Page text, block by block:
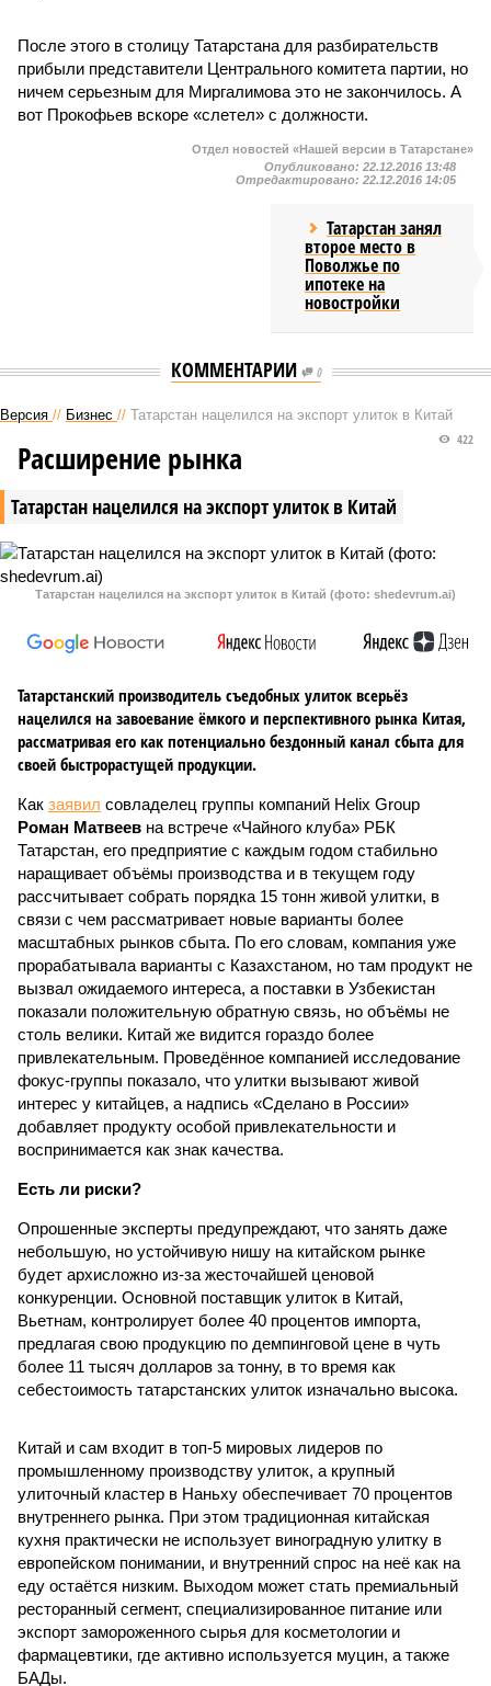
После этого в столицу Татарстана для разбирательств
прибыли представители Центрального комитета партии, но
ничем серьезным для Миргалимова это не закончилось. А
вот Прокофьев вскоре «слетел» с должности.
Отдел новостей «Нашей версии в Татарстане»
Опубликовано: 22.12.2016 13:48
Отредактировано: 22.12.2016 14:05
Татарстан занял
второе место в
Поволжье по
ипотеке на
новостройки
КОММЕНТАРИИ 0
Версия // Бизнес // Татарстан нацелился на экспорт улиток в Китай
Татарстан нацелился на экспорт улиток в Китай
422
Расширение рынка
Татарстан нацелился на экспорт улиток в Китай (фото: shedevrum.ai)
Татарстанский производитель съедобных улиток всерьёз
нацелился на завоевание ёмкого и перспективного рынка Китая,
рассматривая его как потенциально бездонный канал сбыта для
своей быстрорастущей продукции.
Как заявил совладелец группы компаний Helix Group
Роман Матвеев на встрече «Чайного клуба» РБК
Татарстан, его предприятие с каждым годом стабильно
наращивает объёмы производства и в текущем году
рассчитывает собрать порядка 15 тонн живой улитки, в
связи с чем рассматривает новые варианты более
масштабных рынков сбыта. По его словам, компания уже
прорабатывала варианты с Казахстаном, но там продукт не
вызвал ожидаемого интереса, а поставки в Узбекистан
показали положительную обратную связь, но объёмы не
столь велики. Китай же видится гораздо более
привлекательным. Проведённое компанией исследование
фокус-группы показало, что улитки вызывают живой
интерес у китайцев, а надпись «Сделано в России»
добавляет продукту особой привлекательности и
воспринимается как знак качества.
Есть ли риски?
Опрошенные эксперты предупреждают, что занять даже
небольшую, но устойчивую нишу на китайском рынке
будет архисложно из-за жесточайшей ценовой
конкуренции. Основной поставщик улиток в Китай,
Вьетнам, контролирует более 40 процентов импорта,
предлагая свою продукцию по демпинговой цене в чуть
более 11 тысяч долларов за тонну, в то время как
себестоимость татарстанских улиток изначально высока.
Китай и сам входит в топ-5 мировых лидеров по
промышленному производству улиток, а крупный
улиточный кластер в Наньху обеспечивает 70 процентов
внутреннего рынка. При этом традиционная китайская
кухня практически не использует виноградную улитку в
европейском понимании, и внутренний спрос на неё как на
еду остаётся низким. Выходом может стать премиальный
ресторанный сегмент, специализированное питание или
экспорт замороженного сырья для косметологии и
фармацевтики, где активно используется муцин, а также
БАДы.